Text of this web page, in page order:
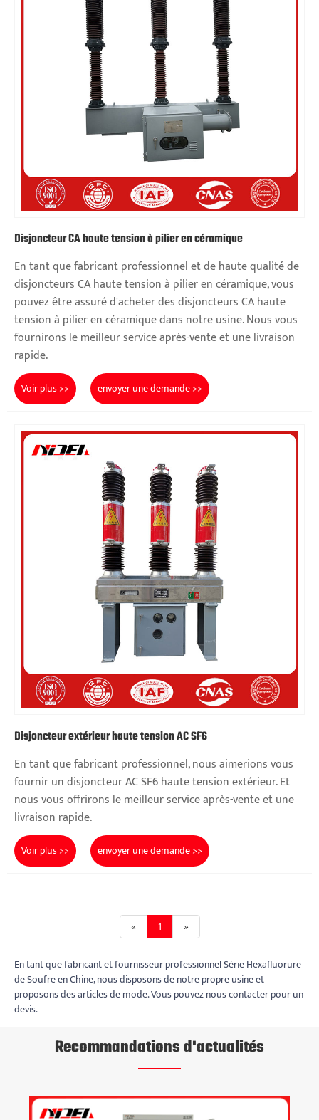
Disjoncteur CA haute tension à pilier en céramique
En tant que fabricant professionnel et de haute qualité de
disjoncteurs CA haute tension à pilier en céramique, vous
pouvez être assuré d'acheter des disjoncteurs CA haute
tension à pilier en céramique dans notre usine. Nous vous
fournirons le meilleur service après-vente et une livraison
rapide.
Voir plus >> envoyer une demande >>
Disjoncteur extérieur haute tension AC SF6
En tant que fabricant professionnel, nous aimerions vous
fournir un disjoncteur AC SF6 haute tension extérieur. Et
nous vous offrirons le meilleur service après-vente et une
livraison rapide.
Voir plus >> envoyer une demande >>
« 1 »
En tant que fabricant et fournisseur professionnel Série Hexafluorure
de Soufre en Chine, nous disposons de notre propre usine et
proposons des articles de mode. Vous pouvez nous contacter pour un
devis.
Recommandations d'actualités